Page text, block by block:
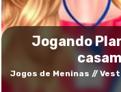
Jogando
Jogos de Meninas